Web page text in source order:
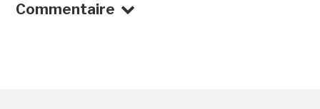
Commentaire